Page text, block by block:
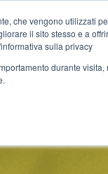
che vengono utilizzati
il sito stesso e a
sulla privacy
durante
Certificazione